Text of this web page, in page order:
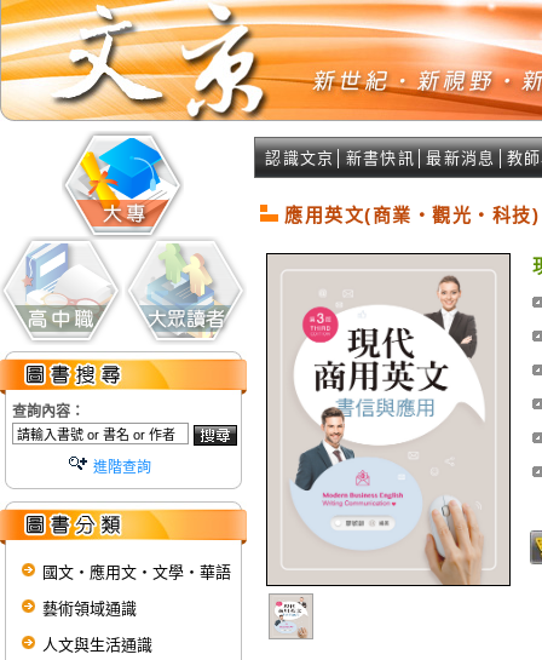
查詢內容：
進階查詢
國文‧應用文‧文學‧華語
藝術領域通識
人文與生活通識
認識文京 新書快訊 │最新消息 教
應用英文(商業‧觀光‧科技)